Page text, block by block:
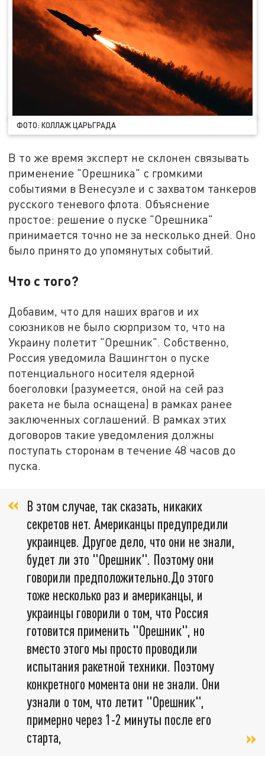
ФОТО: КОЛЛАЖ ЦАРЬГРАДА
В то же время эксперт не склонен связывать
применение "Орешника" с громкими
событиями в Венесуэле и с захватом танкеров
русского теневого флота. Объяснение
простое: решение о пуске "Орешника"
принимается точно не за несколько дней. Оно
было принято до упомянутых событий.
Что с того?
Добавим, что для наших врагов и их
союзников не было сюрпризом то, что на
Украину полетит "Орешник". Собственно,
Россия уведомила Вашингтон о пуске
потенциального носителя ядерной
боеголовки (разумеется, оной на сей раз
ракета не была оснащена) в рамках ранее
заключенных соглашений. В рамках этих
договоров такие уведомления должны
поступать сторонам в течение 48 часов до
пуска.
В этом случае, так сказать, никаких
секретов нет. Американцы предупредили
украинцев. Другое дело, что они не знали,
будет ли это "Орешник". Поэтому они
говорили предположительно.До этого
тоже несколько раз и американцы, и
украинцы говорили о том, что Россия
готовится применить "Орешник", но
вместо этого мы просто проводили
испытания ракетной техники. Поэтому
конкретного момента они не знали. Они
узнали о том, что летит "Орешник",
примерно через 1-2 минуты после его
старта,